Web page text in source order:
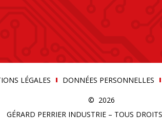
LÉGALES DONNÉES PERSONNELLES
© 2026
GÉRARD PERRIER INDUSTRIE – TOUS